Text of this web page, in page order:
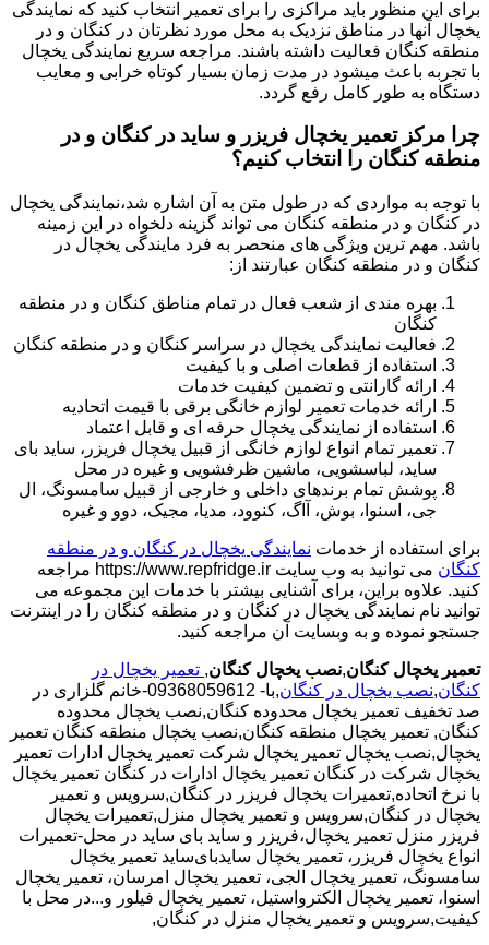
برای این منظور باید مراکزی را برای تعمیر انتخاب کنید که نمایندگی
یخچال آنها در مناطق نزدیک به محل مورد نظرتان در کنگان و در
منطقه کنگان فعالیت داشته باشند. مراجعه سریع نمایندگی یخچال
با تجربه باعث میشود در مدت زمان بسیار کوتاه خرابی و معایب
دستگاه به طور کامل رفع گردد.
چرا مرکز تعمیر یخچال فریزر و ساید در کنگان و در
منطقه کنگان را انتخاب کنیم؟
با توجه به مواردی که در طول متن به آن اشاره شد،نمایندگی یخچال
در کنگان و در منطقه کنگان می تواند گزینه دلخواه در این زمینه
باشد. مهم ترین ویژگی های منحصر به فرد مایندگی یخچال در
کنگان و در منطقه کنگان عبارتند از:
بهره مندی از شعب فعال در تمام مناطق کنگان و در منطقه
کنگان
فعالیت نمایندگی یخچال در سراسر کنگان و در منطقه کنگان
استفاده از قطعات اصلی و با کیفیت
ارائه گارانتی و تضمین کیفیت خدمات
ارائه خدمات تعمیر لوازم خانگی برقی با قیمت اتحادیه
استفاده از نمایندگی یخچال حرفه ای و قابل اعتماد
تعمیر تمام انواع لوازم خانگی از قبیل یخچال فریزر، ساید بای
ساید، لباسشویی، ماشین ظرفشویی و غیره در محل
پوشش تمام برندهای داخلی و خارجی از قبیل سامسونگ، ال
جی، اسنوا، بوش، آاگ، کنوود، مدیا، مجیک، دوو و غیره
برای استفاده از خدمات نمایندگی یخچال در کنگان و در منطقه
کنگان
می توانید به وب سایت https://www.repfridge.ir مراجعه
کنید. علاوه براین، برای آشنایی بیشتر با خدمات این مجموعه می
توانید نام نمایندگی یخچال در کنگان و در منطقه کنگان را در اینترنت
جستجو نموده و به وبسایت آن مراجعه کنید.
تعمیر یخچال کنگان,نصب یخچال کنگان, تعمیر یخچال در
کنگان,نصب یخچال در کنگان
,با- 09368059612-خانم گلزاری در
صد تخفیف تعمیر یخچال محدوده کنگان,نصب یخچال محدوده
کنگان, تعمیر یخچال منطقه کنگان,نصب یخچال منطقه کنگان تعمیر
یخچال,نصب یخچال تعمیر یخچال شرکت تعمیر یخچال ادارات تعمیر
یخچال شرکت در کنگان تعمیر یخچال ادارات در کنگان تعمیر یخچال
با نرخ اتحاده,تعمیرات یخچال فریزر در کنگان,سرویس و تعمیر
یخچال در کنگان,سرویس و تعمیر یخچال منزل,تعمیرات یخچال
فریزر منزل تعمیر یخچال،فریزر و ساید بای ساید در محل-تعمیرات
انواع یخچال فریزر، تعمیر یخچال سایدبای‌ساید تعمیر یخچال
سامسونگ، تعمیر یخچال الجی، تعمیر یخچال امرسان، تعمیر یخچال
اسنوا، تعمیر یخچال الکترواستیل، تعمیر یخچال فیلور و...در محل با
کیفیت,سرویس و تعمیر یخچال منزل در کنگان,